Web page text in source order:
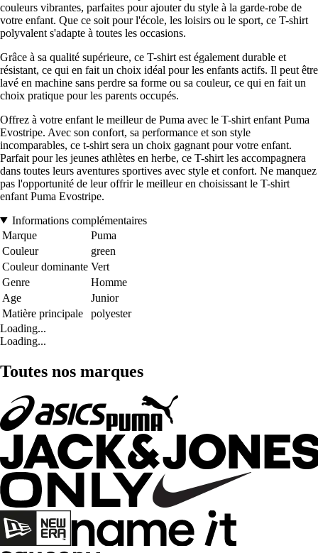
couleurs vibrantes, parfaites pour ajouter du style à la garde-robe de
votre enfant. Que ce soit pour l'école, les loisirs ou le sport, ce T-shirt
polyvalent s'adapte à toutes les occasions.
Grâce à sa qualité supérieure, ce T-shirt est également durable et
résistant, ce qui en fait un choix idéal pour les enfants actifs. Il peut être
lavé en machine sans perdre sa forme ou sa couleur, ce qui en fait un
choix pratique pour les parents occupés.
Offrez à votre enfant le meilleur de Puma avec le T-shirt enfant Puma
Evostripe. Avec son confort, sa performance et son style
incomparables, ce t-shirt sera un choix gagnant pour votre enfant.
Parfait pour les jeunes athlètes en herbe, ce T-shirt les accompagnera
dans toutes leurs aventures sportives avec style et confort. Ne manquez
pas l'opportunité de leur offrir le meilleur en choisissant le T-shirt
enfant Puma Evostripe.
Informations complémentaires
Marque
Puma
Couleur
green
Couleur dominante Vert
Genre
Homme
Age
Junior
Matière principale
polyester
Loading...
Loading...
Toutes nos marques